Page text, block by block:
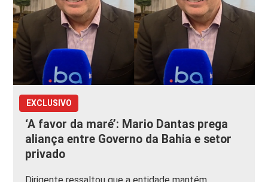
EXCLUSIVO
‘A favor da maré’: Mario Dantas prega
aliança entre Governo da Bahia e setor
privado